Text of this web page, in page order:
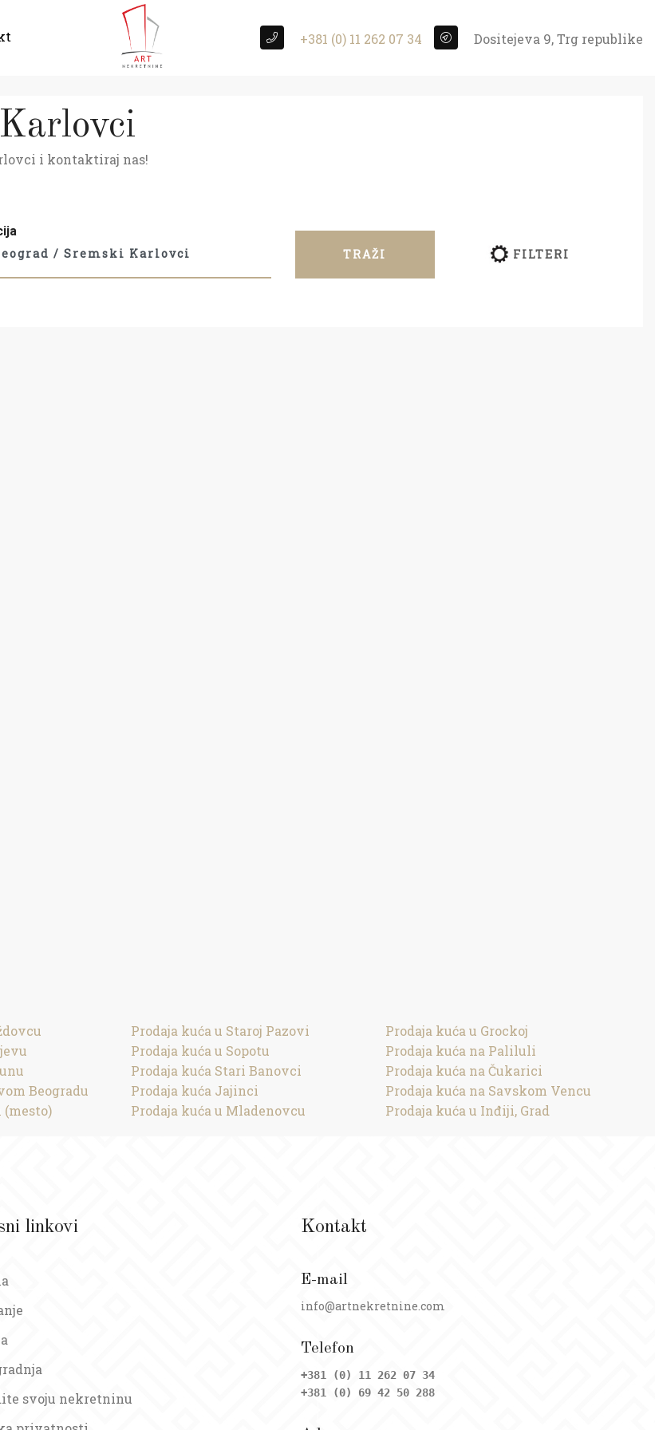
+381 (0) 11 262 07 34 Dositejeva 9, Trg republike
i kontaktiraj nas!
/ Sremski Karlovci
TRAŽI FILTERI
Beogradu
(mesto)
Prodaja kuća u Staroj Pazovi
Prodaja kuća u Sopotu
Prodaja kuća Stari Banovci
Prodaja kuća Jajinci
Prodaja kuća u Mladenovcu
Prodaja kuća u Grockoj
Prodaja kuća na Paliluli
Prodaja kuća na Čukarici
Prodaja kuća na Savskom Vencu
Prodaja kuća u Inđiji, Grad
linkovi
svoju nekretninu
Kontakt
E-mail
info@artnekretnine.com
Telefon
+381 (0) 11 262 07 34
+381 (0) 69 42 50 288